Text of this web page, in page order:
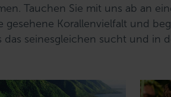
Tauchen Sie mit uns ab an
gesehene Korallenvielfalt und
das seinesgleichen sucht und in